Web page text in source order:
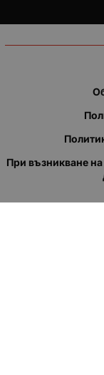
При възникване